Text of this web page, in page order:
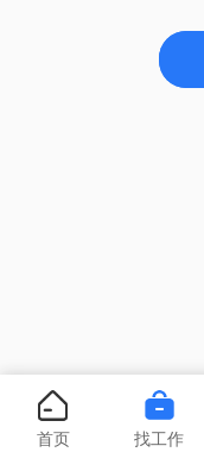
首页 找工作